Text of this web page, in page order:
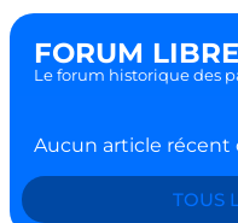
FORUM
Le forum historique des
Aucun article récent
TOUS